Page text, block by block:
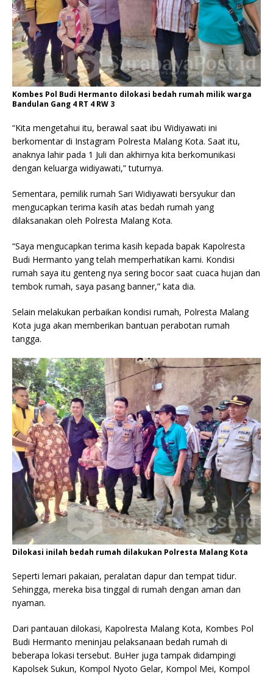
Kombes Pol Budi Hermanto dilokasi bedah rumah milik warga
Bandulan Gang 4 RT 4 RW 3
“Kita mengetahui itu, berawal saat ibu Widiyawati ini
berkomentar di Instagram Polresta Malang Kota. Saat itu,
anaknya lahir pada 1 Juli dan akhirnya kita berkomunikasi
dengan keluarga widiyawati,” tuturnya.
Sementara, pemilik rumah Sari Widiyawati bersyukur dan
mengucapkan terima kasih atas bedah rumah yang
dilaksanakan oleh Polresta Malang Kota.
“Saya mengucapkan terima kasih kepada bapak Kapolresta
Budi Hermanto yang telah memperhatikan kami. Kondisi
rumah saya itu genteng nya sering bocor saat cuaca hujan dan
tembok rumah, saya pasang banner,” kata dia.
Selain melakukan perbaikan kondisi rumah, Polresta Malang
Kota juga akan memberikan bantuan perabotan rumah
tangga.
Dilokasi inilah bedah rumah dilakukan Polresta Malang Kota
Seperti lemari pakaian, peralatan dapur dan tempat tidur.
Sehingga, mereka bisa tinggal di rumah dengan aman dan
nyaman.
Dari pantauan dilokasi, Kapolresta Malang Kota, Kombes Pol
Budi Hermanto meninjau pelaksanaan bedah rumah di
beberapa lokasi tersebut. BuHer juga tampak didampingi
Kapolsek Sukun, Kompol Nyoto Gelar, Kompol Mei, Kompol